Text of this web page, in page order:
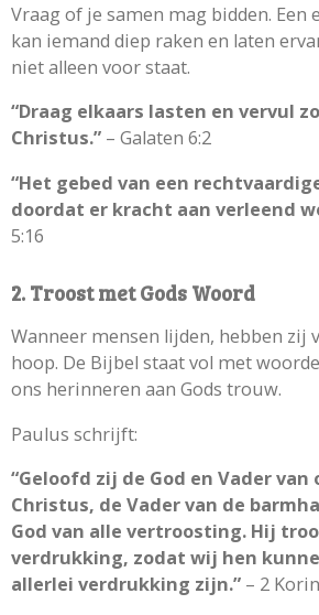
Vraag of je samen mag bidden. Een
kan iemand diep raken en laten
niet alleen voor staat.
“Draag elkaars lasten en vervul
Christus.” – Galaten 6:2
“Het gebed van een
doordat er kracht aan verleend
5:16
2. Troost met Gods Woord
Wanneer mensen lijden, hebben zij
hoop. De Bijbel staat vol met
ons herinneren aan Gods trouw.
Paulus schrijft:
“Geloofd zij de God en Vader van
Christus, de Vader van de
God van alle vertroosting. Hij
verdrukking, zodat wij hen
allerlei verdrukking zijn.” – 2